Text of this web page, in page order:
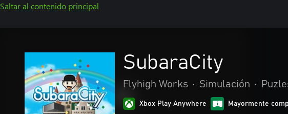
Saltar al contenido principal
SubaraCity
Flyhigh Works • Simulación •
Xbox Play Anywhere Mayormente